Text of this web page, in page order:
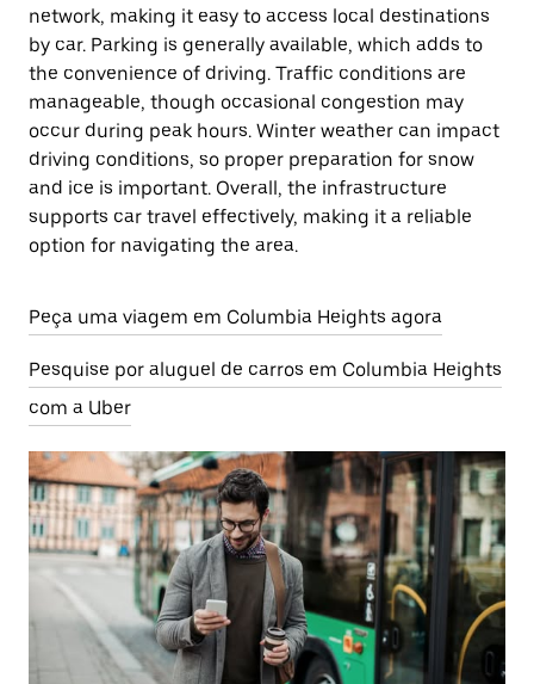
network, making it easy to access local destinations
by car. Parking is generally available, which adds to
the convenience of driving. Traffic conditions are
manageable, though occasional congestion may
occur during peak hours. Winter weather can impact
driving conditions, so proper preparation for snow
and ice is important. Overall, the infrastructure
supports car travel effectively, making it a reliable
option for navigating the area.
Peça uma viagem em Columbia Heights agora
Pesquise por aluguel de carros em Columbia Heights
com a Uber